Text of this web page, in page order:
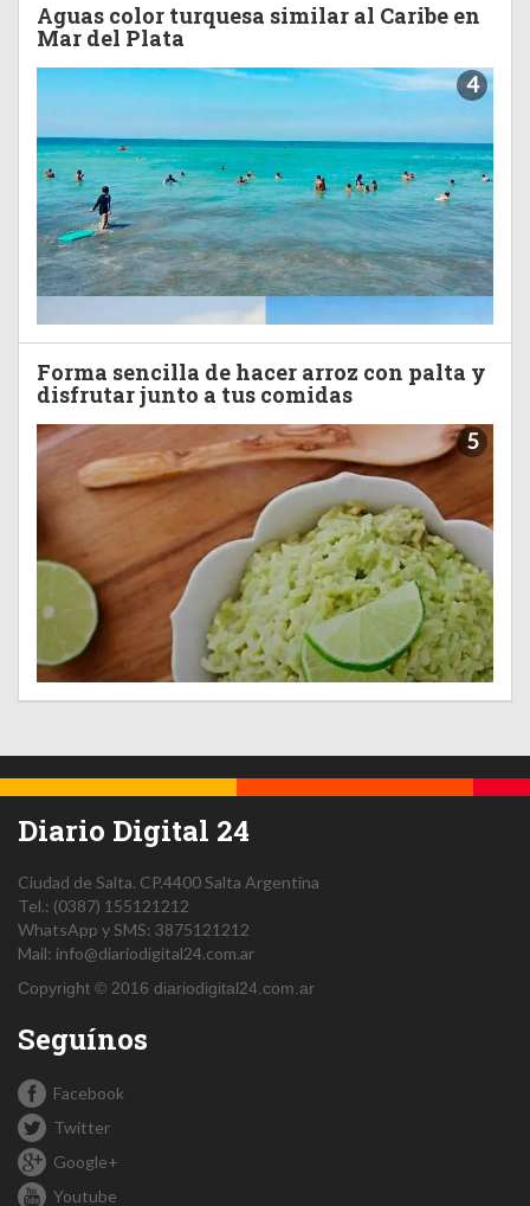
Aguas color turquesa similar al Caribe en
Mar del Plata
4
Forma sencilla de hacer arroz con palta y
disfrutar junto a tus comidas
5
Diario Digital 24
Ciudad de Salta. CP.4400Salta Argentina
Tel.: (0387) 155121212
WhatsApp y SMS: 3875121212
Mail: info@diariodigital24.com.ar
Copyright © 2016 diariodigital24.com.ar
Seguínos
Facebook
Twitter
Google+
Youtube